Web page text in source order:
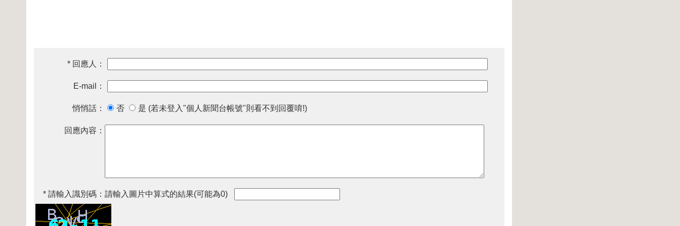
* 回應人：
E-mail：
悄悄話： 否 是 (若未登入"個人新聞台帳號"則看不到回覆唷!)
回應內容：
* 請輸入識別碼： 請輸入圖片中算式的結果(可能為0)